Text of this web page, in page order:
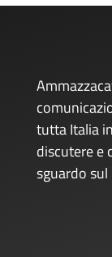
tutta Italia
discutere e
sguardo